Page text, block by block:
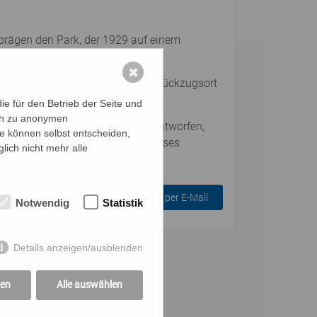
den Park, der 1929 auf einem
Zeit ein naturnaher Park, ein Rückzugsort
Platz für Wildwuchs gibt!
Von André Heller entworfen,
"wilde" Flecken Grün. Dieses
Anmelden per E-Mail
für den Betrieb der Seite und
zu anonymen
können selbst entscheiden,
nicht mehr alle
Notwendig Statistik
Details anzeigen/ausblenden
Alle auswählen
✖